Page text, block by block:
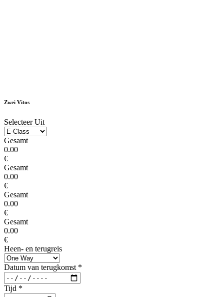
Zwei Vitos
Selecteer Uit
Gesamt
0.00
€
Gesamt
0.00
€
Gesamt
0.00
€
Gesamt
0.00
€
Heen- en terugreis
Datum van terugkomst *
Tijd *